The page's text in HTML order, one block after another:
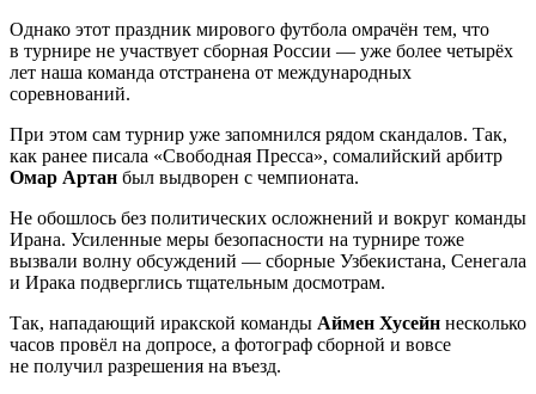
Однако этот праздник мирового футбола омрачён тем, что
в турнире не участвует сборная России — уже более четырёх
лет наша команда отстранена от международных
соревнований.
При этом сам турнир уже запомнился рядом скандалов. Так,
как ранее писала «Свободная Пресса», сомалийский арбитр
Омар Артан был выдворен с чемпионата.
Не обошлось без политических осложнений и вокруг команды
Ирана. Усиленные меры безопасности на турнире тоже
вызвали волну обсуждений — сборные Узбекистана, Сенегала
и Ирака подверглись тщательным досмотрам.
Так, нападающий иракской команды Аймен Хусейн несколько
часов провёл на допросе, а фотограф сборной и вовсе
не получил разрешения на въезд.